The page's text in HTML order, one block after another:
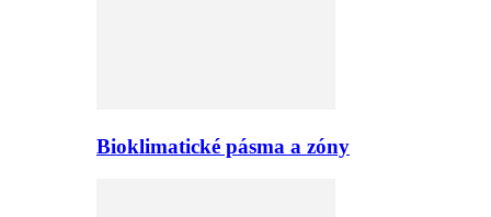
Bioklimatické pásma a zóny